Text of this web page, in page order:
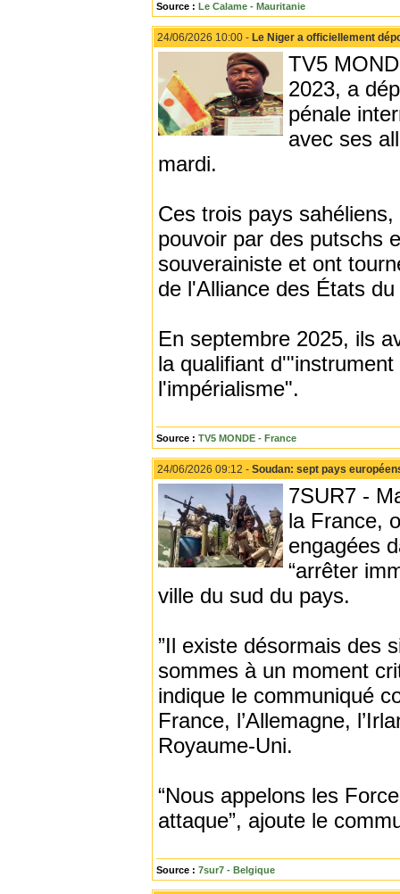
Source : Le Calame - Mauritanie
24/06/2026 10:00 - Le Niger a officiellement
TV5
2023, a
pénale
avec ses
mardi.
Ces trois pays
pouvoir par des putschs
souverainiste et ont
de l'Alliance des États
En septembre 2025, ils
la qualifiant
l'impérialisme".
Source : TV5 MONDE - France
24/06/2026 09:12 - Soudan: sept pays
7SUR7 -
la France,
engagées
“arrêter
ville du sud du pays.
”Il existe désormais des
sommes à un moment
indique le communiqué
France, l’Allemagne,
Royaume-Uni.
“Nous appelons les
attaque”, ajoute le
Source : 7sur7 - Belgique